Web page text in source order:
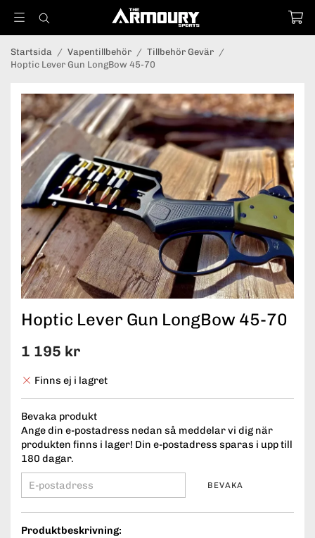
Startsida / Vapentillbehör / Tillbehör Gevär /
Hoptic Lever Gun LongBow 45-70
Hoptic Lever Gun LongBow 45-70
1 195 kr
Finns ej i lagret
Bevaka produkt
Ange din e-postadress nedan så meddelar vi dig när
produkten finns i lager! Din e-postadress sparas i upp till
180 dagar.
BEVAKA
Produktbeskrivning: